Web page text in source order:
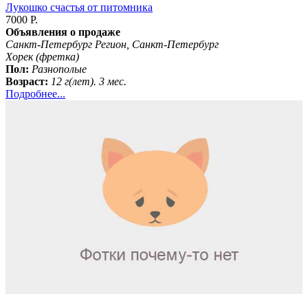
Лукошко счастья от питомника
7000 Р.
Объявления о продаже
Санкт-Петербург Регион, Санкт-Петербург
Хорек (фретка)
Пол: Разнополые
Возраст: 12 г(лет). 3 мес.
Подробнее...